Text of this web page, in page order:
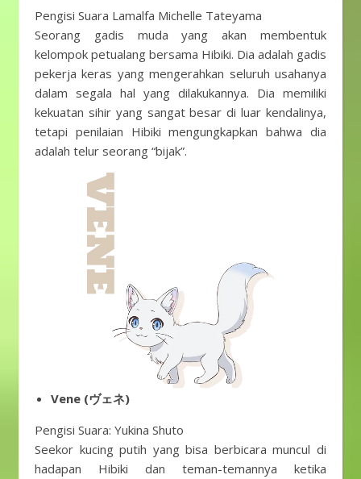
Pengisi Suara Lamalfa Michelle Tateyama
Seorang gadis muda yang akan membentuk
kelompok petualang bersama Hibiki. Dia adalah gadis
pekerja keras yang mengerahkan seluruh usahanya
dalam segala hal yang dilakukannya. Dia memiliki
kekuatan sihir yang sangat besar di luar kendalinya,
tetapi penilaian Hibiki mengungkapkan bahwa dia
adalah telur seorang “bijak”.
Vene (ヴェネ)
Pengisi Suara: Yukina Shuto
Seekor kucing putih yang bisa berbicara muncul di
hadapan Hibiki dan teman-temannya ketika